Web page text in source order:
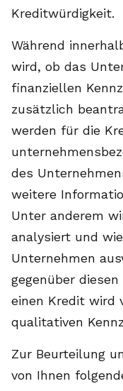
Kreditwürdigkeit.
Während
wird, ob das
finanziellen
zusätzlich
werden für die
des
weitere
Unter anderem
analysiert und
Unternehmen
gegenüber
einen Kredit wird
qualitativen
Zur Beurteilung
von Ihnen